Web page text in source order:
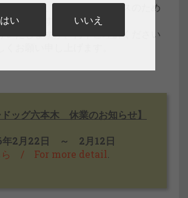
六本木は、店舗メンテナンスのため
たします。
いたしますが、何卒ご理解ください
くお願い申し上げます。
ドッグ六本木 休業のお知らせ】
年2月22日 ～ 2月12日
ら / For more detail
はい いいえ